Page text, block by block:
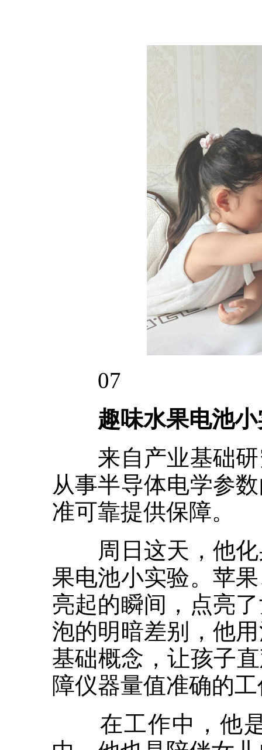
07
趣味水果电池小
来自产业基础研
从事半导体电学参
准可靠提供保障。
周日这天，他化
果电池小实验。苹
亮起的瞬间，点亮
泡的明暗差别，他
基础概念，让孩子
障仪器量值准确的
在工作中，他是